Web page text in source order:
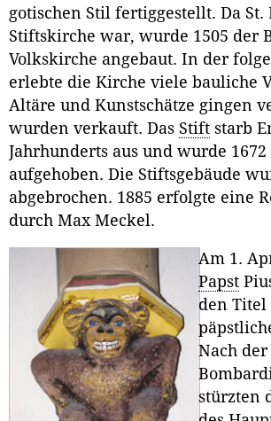
gotischen Stil fertiggestellt. Da
Stiftskirche war, wurde 1505 der
Volkskirche angebaut. In der
erlebte die Kirche viele bauliche
Altäre und Kunstschätze gingen
wurden verkauft. Das Stift starb
Jahrhunderts aus und wurde
aufgehoben. Die Stiftsgebäude
abgebrochen. 1885 erfolgte eine
durch Max Meckel.
Am 1.
Papst
den
Nach der
stürzten